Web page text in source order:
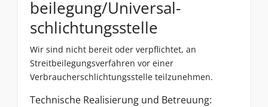
beilegung/Universal­
schlichtungs­stelle
Wir sind nicht bereit oder verpflichtet, an
Streitbeilegungsverfahren vor einer
Verbraucherschlichtungsstelle teilzunehmen.
Technische Realisierung und Betreuung: